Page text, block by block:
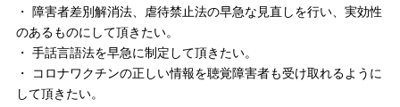
・ 障害者差別解消法、虐待禁止法の早急な見直しを行い、実効性
のあるものにして頂きたい。
・ 手話言語法を早急に制定して頂きたい。
・ コロナワクチンの正しい情報を聴覚障害者も受け取れるように
して頂きたい。